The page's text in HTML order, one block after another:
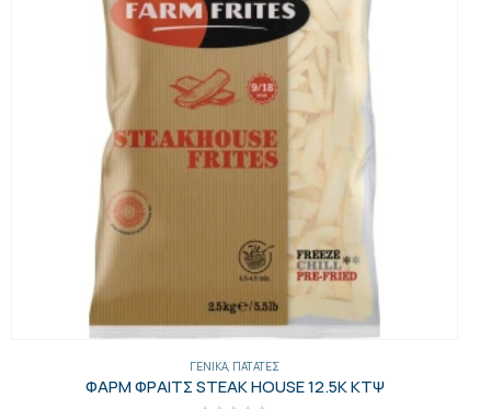
ΠΑΤΆΤΕΣ
ΦΑΡΜ ΦΡΑΙΤΣ SKIN ΟΝ WEDGES 10 ΚΙΛΩΝ ΚΤΨ